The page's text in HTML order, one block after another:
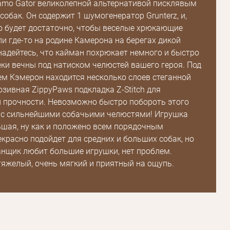
Gator великолепной альтернативой писклявым
Он содержит 1 шумогенератор Grunterz, и,
будет достаточно, чтобы веселые хрюкающие
где-то на родине Камерона на берегах дикой
что кайман похрюкает немного и быстро
вечны под натиском челюстей вашего героя. Под
Кэмерон находится несколько слоев стеганной
ZippyPaws подкладка Z-Stitch для
Невозможно быстро побороть этого
сильнейшими собачьими челюстями! Игрушка
ну как и положено всем порядочным
подойдет для средних и больших собак, но
любит большие игрушки, нет проблем.
очень мягкий и приятный на ощупь.
Зарегистрироваться